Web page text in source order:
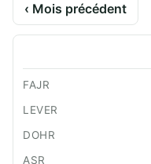
‹ Mois précédent